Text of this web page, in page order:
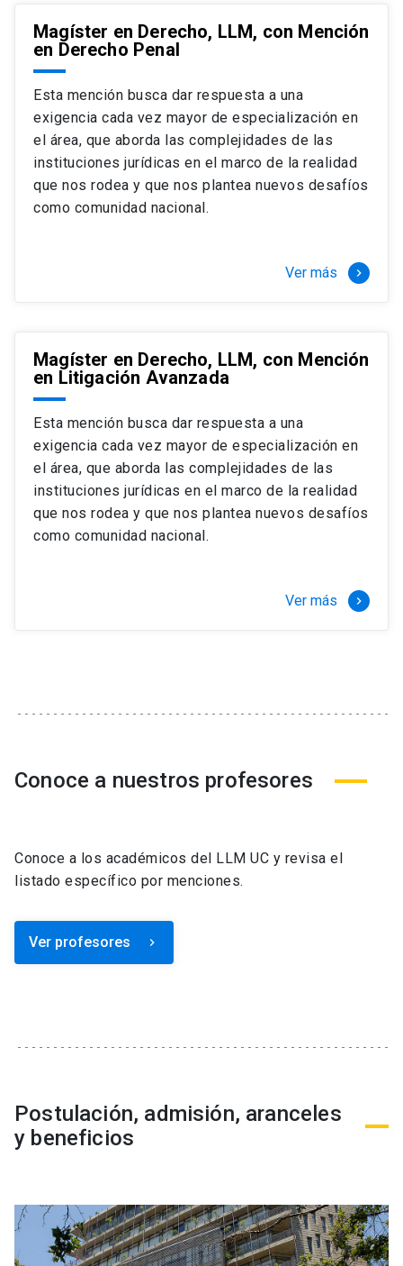
Magíster en Derecho, LLM, con Mención
en Derecho Penal
Esta mención busca dar respuesta a una
exigencia cada vez mayor de especialización en
el área, que aborda las complejidades de las
instituciones jurídicas en el marco de la realidad
que nos rodea y que nos plantea nuevos desafíos
como comunidad nacional.
Ver más keyboard_arrow_right
Magíster en Derecho, LLM, con Mención
en Litigación Avanzada
Esta mención busca dar respuesta a una
exigencia cada vez mayor de especialización en
el área, que aborda las complejidades de las
instituciones jurídicas en el marco de la realidad
que nos rodea y que nos plantea nuevos desafíos
como comunidad nacional.
Ver más keyboard_arrow_right
Conoce a nuestros profesores
Conoce a los académicos del LLM UC y revisa el
listado específico por menciones.
Ver profesores keyboard_arrow_right
Postulación, admisión, aranceles
y beneficios